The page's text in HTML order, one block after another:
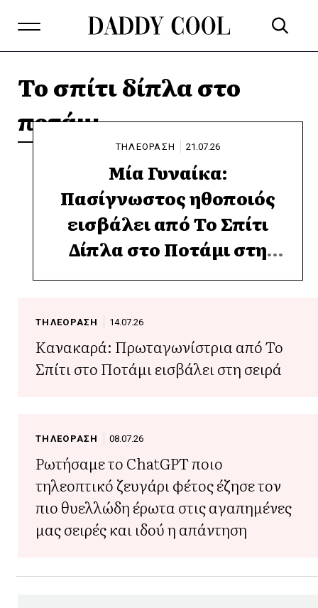
Το σπίτι δίπλα στο
ποτάμι
ΤΗΛΕΟΡΑΣΗ 21.07.26
Μία Γυναίκα:
Πασίγνωστος ηθοποιός
εισβάλει από Το Σπίτι
Δίπλα στο Ποτάμι στη
νέα σειρά του ALPHA
ΤΗΛΕΟΡΑΣΗ 14.07.26
Κανακαρά: Πρωταγωνίστρια από Το
Σπίτι στο Ποτάμι εισβάλει στη σειρά
ΤΗΛΕΟΡΑΣΗ 08.07.26
Ρωτήσαμε το ChatGPT ποιο
τηλεοπτικό ζευγάρι φέτος έζησε τον
πιο θυελλώδη έρωτα στις αγαπημένες
μας σειρές και ιδού η απάντηση